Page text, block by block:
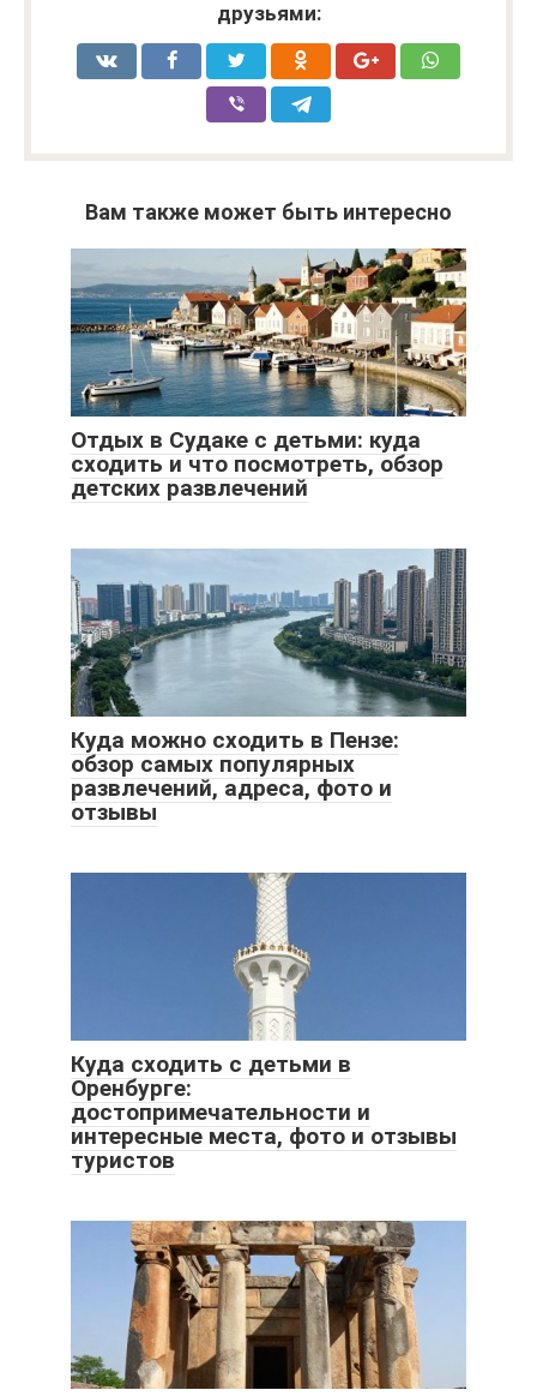
друзьями:
Вам также может быть интересно
Отдых в Судаке с детьми: куда
сходить и что посмотреть, обзор
детских развлечений
Куда можно сходить в Пензе:
обзор самых популярных
развлечений, адреса, фото и
отзывы
Куда сходить с детьми в
Оренбурге:
достопримечательности и
интересные места, фото и отзывы
туристов